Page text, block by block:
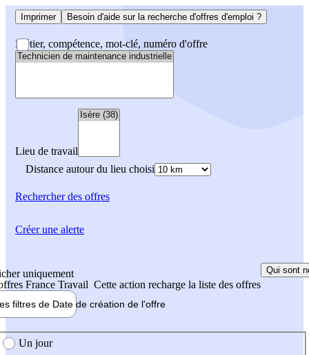
Imprimer Besoin d'aide sur la recherche d'offres d'emploi ?
Métier, compétence, mot-clé, numéro d'offre
Lieu de travail
Distance autour du lieu choisi
Rechercherdes offres
uniquement
France Travail Cette action recharge la liste des offres
Qui sont
filtres de Date de création de l'offre
création de l'offre
Un jour
Créer une alerte